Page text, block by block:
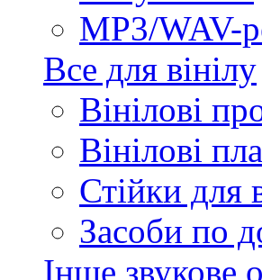
MP3/WAV-
Все для вінілу
Вінілові
Вінілові
Стійки для
Засоби по
Інше звукове